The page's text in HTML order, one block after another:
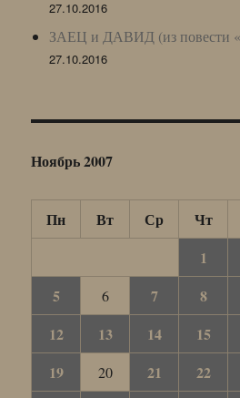
27.10.2016
ЗАЕЦ и ДАВИД (из повести
27.10.2016
Ноябрь 2007
Пн Вт Ср Чт
1
5 6 7 8
12
13 14 15
19
20 21 22